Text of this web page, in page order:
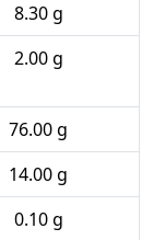
8.30 g
2.00 g
76.00 g
14.00 g
0.10 g